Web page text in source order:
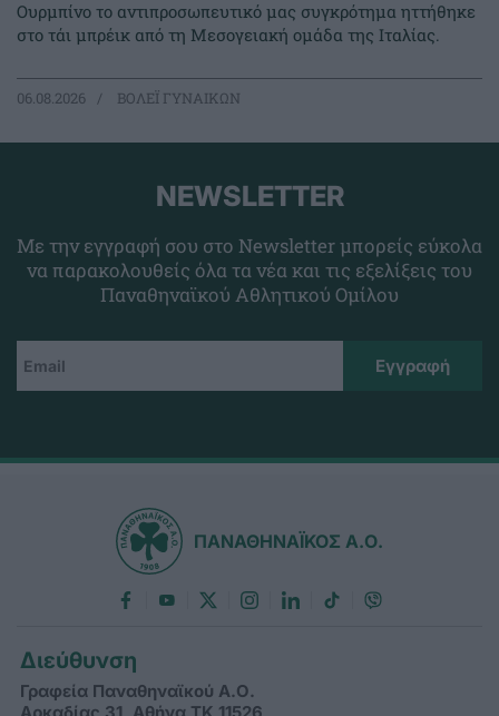
Ουρμπίνο το αντιπροσωπευτικό μας συγκρότημα ηττήθηκε
στο τάι μπρέικ από τη Μεσογειακή ομάδα της Ιταλίας.
06.08.2026 ΒΟΛΕΪ ΓΥΝΑΙΚΩΝ
NEWSLETTER
Με την εγγραφή σου στο Newsletter μπορείς εύκολα
να παρακολουθείς όλα τα νέα και τις εξελίξεις του
Παναθηναϊκού Αθλητικού Ομίλου
ΠΑΝΑΘΗΝΑΪΚΟΣ Α.Ο.
Διεύθυνση
Γραφεία Παναθηναϊκού Α.Ο.